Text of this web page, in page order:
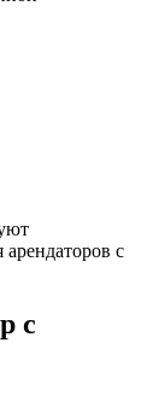
с
с